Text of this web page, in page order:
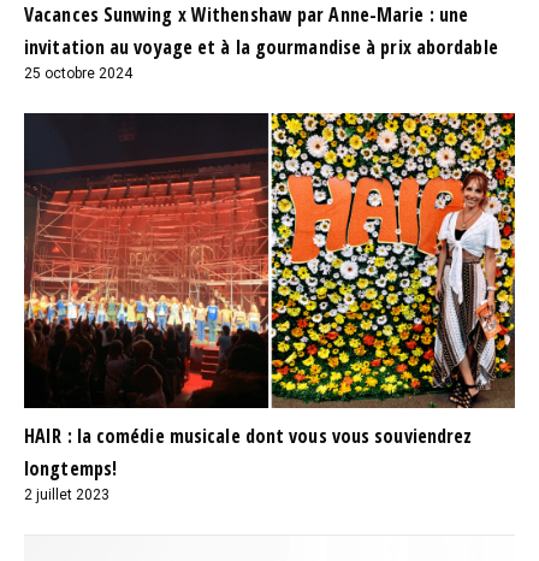
Vacances Sunwing x Withenshaw par Anne-Marie : une
invitation au voyage et à la gourmandise à prix abordable
25 octobre 2024
HAIR : la comédie musicale dont vous vous souviendrez
longtemps!
2 juillet 2023